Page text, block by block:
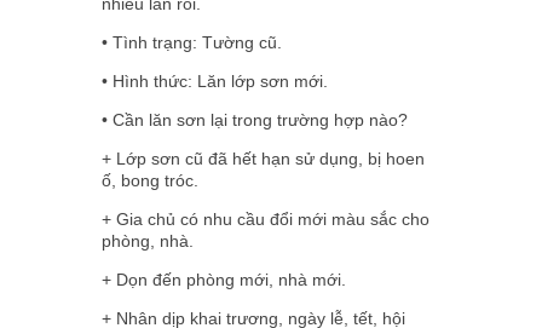
• Tình trạng: Tường cũ.
• Hình thức: Lăn lớp sơn mới.
• Cần lăn sơn lại trong trường hợp nào?
+ Lớp sơn cũ đã hết hạn sử dụng, bị hoen
ố, bong tróc.
+ Gia chủ có nhu cầu đổi mới màu sắc cho
phòng, nhà.
+ Dọn đến phòng mới, nhà mới.
+ Nhân dịp khai trương, ngày lễ, tết, hội